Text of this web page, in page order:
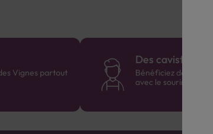
Vignes partout
Des cavistes à
Bénéficiez de
avec le sourire :)